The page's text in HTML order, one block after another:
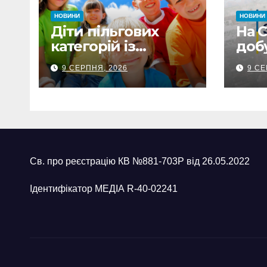
НОВИНИ
Діти пільгових
категорій із
Сумщини
вирушили на
оздоровлення до
9 СЕРПНЯ, 2026
НОВИНИ
На
9
Св. про реєстрацію КВ №881-703Р від 26.05.2022
Ідентифікатор МЕДІА R-40-02241